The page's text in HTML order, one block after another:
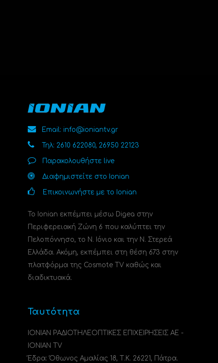
Email: info@ioniantv.gr
Τηλ: 2610 622080, 26950 22123
Παρακολουθήστε live
Διαφημιστείτε στο Ionian
Επικοινωνήστε με το Ionian
Το Ionian εκπέμπει μέσω Digea στην
Περιφερειακή Ζώνη 6 που καλύπτει την
Πελοπόννησο, το N. Ιόνιο και την Ν. Στερεά
Ελλάδα. Ακόμη, εκπέμπει στη θέση 673 στην
πλατφόρμα της Cosmote TV καθώς και
διαδικτυακά.
Ταυτότητα
ΙΟΝΙΑΝ ΡΑΔΙΟΤΗΛΕΟΠΤΙΚΕΣ ΕΠΙΧΕΙΡΗΣΕΙΣ ΑΕ -
IONIAN TV
Έδρα: Όθωνος Αμαλίας 18, Τ.Κ. 26221, Πάτρα.